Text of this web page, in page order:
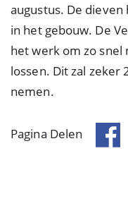
augustus. De
in het gebouw. De
het werk om zo
lossen. Dit zal zeker
nemen.
Pagina Delen